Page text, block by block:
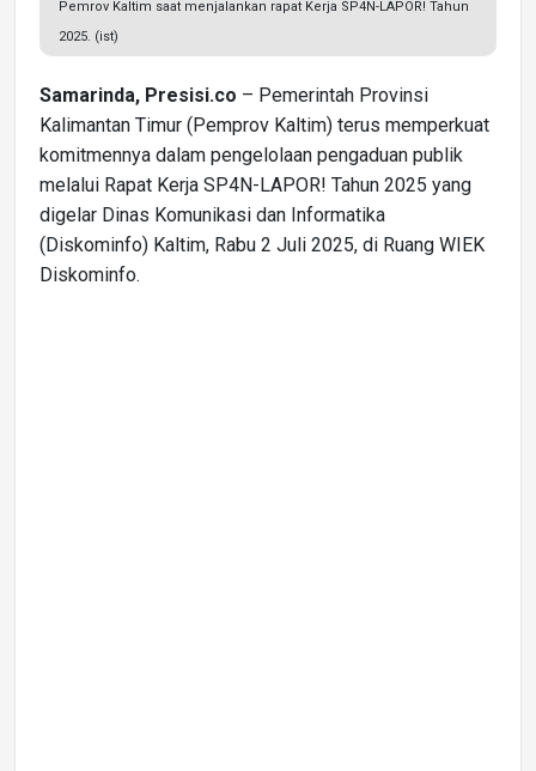
Pemrov Kaltim saat menjalankan rapat Kerja SP4N-LAPOR! Tahun
2025. (ist)
Samarinda, Presisi.co – Pemerintah Provinsi
Kalimantan Timur (Pemprov Kaltim) terus memperkuat
komitmennya dalam pengelolaan pengaduan publik
melalui Rapat Kerja SP4N-LAPOR! Tahun 2025 yang
digelar Dinas Komunikasi dan Informatika
(Diskominfo) Kaltim, Rabu 2 Juli 2025, di Ruang WIEK
Diskominfo.